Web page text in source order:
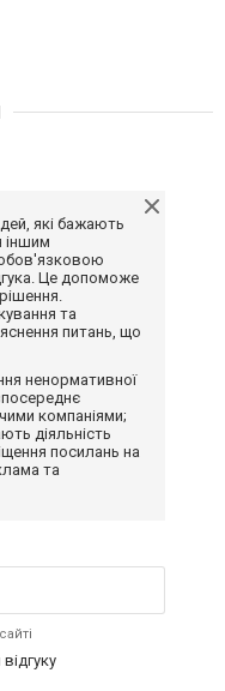
які бажають
іншим
Це допоможе
та
питань, що
ненормативної
компаніями;
діяльність
посилань на
та